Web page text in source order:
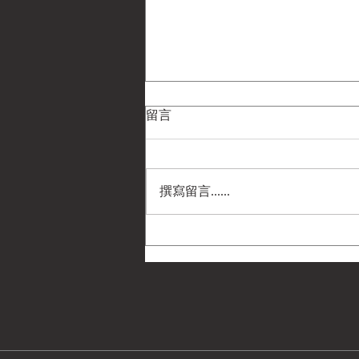
司「給裕仁的包裹：指定寄往
留言
撰寫留言......